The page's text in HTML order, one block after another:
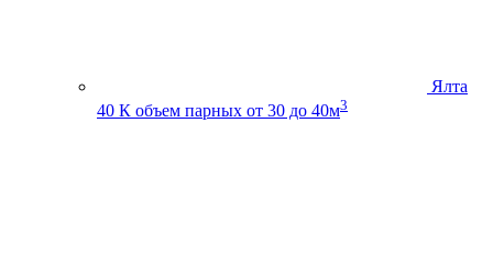
Ялта
40 К объем парных от 30 до 40м3